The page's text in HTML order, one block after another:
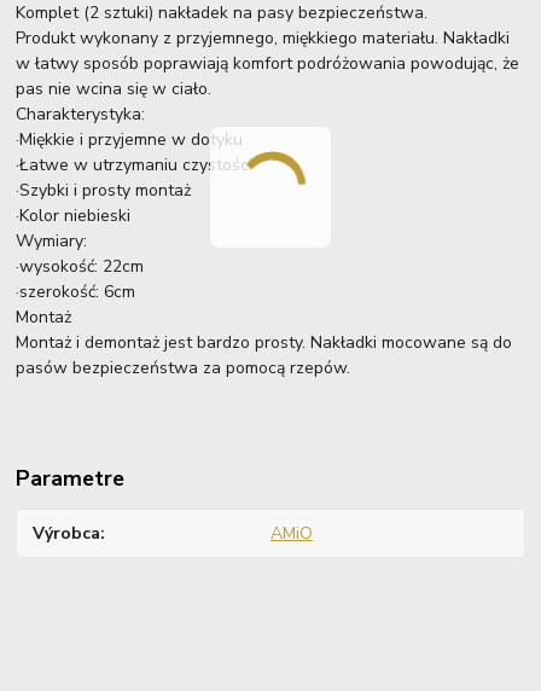
Komplet (2 sztuki) nakładek na pasy bezpieczeństwa.
Produkt wykonany z przyjemnego, miękkiego materiału. Nakładki
w łatwy sposób poprawiają komfort podróżowania powodując, że
pas nie wcina się w ciało.
Charakterystyka:
·Miękkie i przyjemne w dotyku
·Łatwe w utrzymaniu czystości
·Szybki i prosty montaż
·Kolor niebieski
Wymiary:
·wysokość: 22cm
·szerokość: 6cm
Montaż
Montaż i demontaż jest bardzo prosty. Nakładki mocowane są do
pasów bezpieczeństwa za pomocą rzepów.
Parametre
Výrobca AMiO